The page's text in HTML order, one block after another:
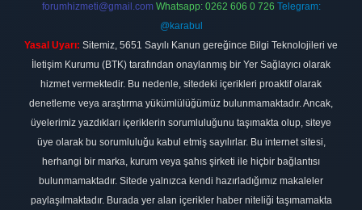
forumhizmeti@gmail.com Whatsapp: 0262 606 0 726 Telegram:
@karabul
Yasal Uyarı: Sitemiz, 5651 Sayılı Kanun gereğince Bilgi Teknolojileri ve
İletişim Kurumu (BTK) tarafından onaylanmış bir Yer Sağlayıcı olarak
hizmet vermektedir. Bu nedenle, sitedeki içerikleri proaktif olarak
denetleme veya araştırma yükümlülüğümüz bulunmamaktadır. Ancak,
üyelerimiz yazdıkları içeriklerin sorumluluğunu taşımakta olup, siteye
üye olarak bu sorumluluğu kabul etmiş sayılırlar. Bu internet sitesi,
herhangi bir marka, kurum veya şahıs şirketi ile hiçbir bağlantısı
bulunmamaktadır. Sitede yalnızca kendi hazırladığımız makaleler
paylaşılmaktadır. Burada yer alan içerikler haber niteliği taşımamakta